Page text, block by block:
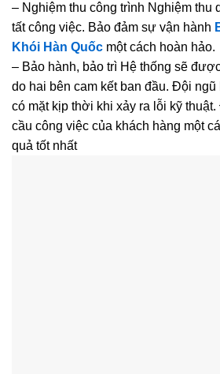
– Nghiệm thu công trình Nghiệm thu
tất công việc. Bảo đảm sự vận hành
Khói Hàn Quốc một cách hoàn hảo.
– Bảo hành, bảo trì Hệ thống sẽ
do hai bên cam kết ban đầu. Đội ngũ
có mặt kịp thời khi xảy ra lỗi kỹ
cầu công việc của khách hàng một
quả tốt nhất